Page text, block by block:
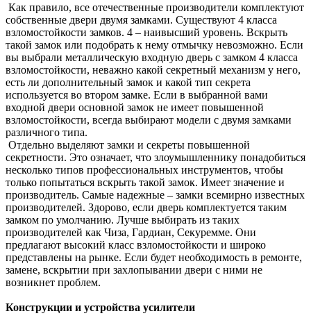
Как правило, все отечественные производители комплектуют
собственные двери двумя замками. Существуют 4 класса
взломостойкости замков. 4 – наивысший уровень. Вскрыть
такой замок или подобрать к нему отмычку невозможно. Если
вы выбрали металлическую входную дверь с замком 4 класса
взломостойкости, неважно какой секретный механизм у него,
есть ли дополнительный замок и какой тип секрета
используется во втором замке. Если в выбранной вами
входной двери основной замок не имеет повышенной
взломостойкости, всегда выбирают модели с двумя замками
различного типа.
Отдельно выделяют замки и секреты повышенной
секретности. Это означает, что злоумышленнику понадобиться
несколько типов профессиональных инструментов, чтобы
только попытаться вскрыть такой замок. Имеет значение и
производитель. Самые надежные – замки всемирно известных
производителей. Здорово, если дверь комплектуется таким
замком по умолчанию. Лучше выбирать из таких
производителей как Чиза, Гардиан, Секуремме. Они
предлагают высокий класс взломостойкости и широко
представлены на рынке. Если будет необходимость в ремонте,
замене, вскрытии при захлопывании двери с ними не
возникнет проблем.
Конструкции и устройства усилители